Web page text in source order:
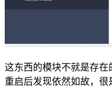
这东西的模块不就是存
重启后发现依然如故，